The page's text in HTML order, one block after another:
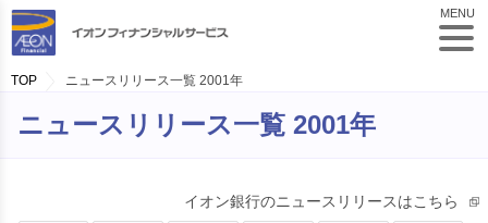
MENU
TOP ニュースリリース一覧 2001年
ニュースリリース一覧 2001年
イオン銀行のニュースリリースはこちら